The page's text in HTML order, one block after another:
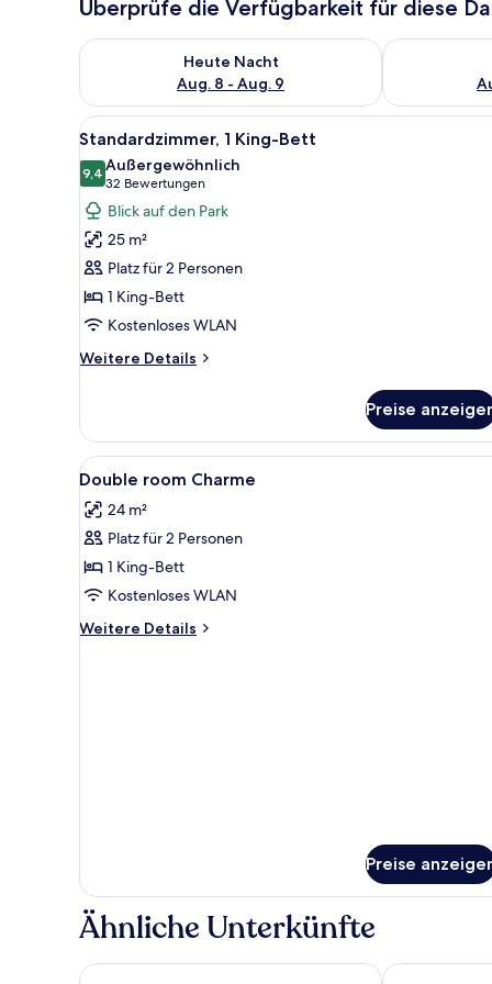
Überprüfe die Verfügbarkeit für diese
Heute Nacht
Aug. 8 - Aug. 9
Überprüfe die Verfügbarkeit für heute Nacht, Aug. 8
Überprüfe
Alle
Fotos
für
Standardzimmer,
1 King-
Bett
anzeigen
Ein Hotelzimmer mit einem
5
Standardzimmer, 1 King-Bett
9,49,4 von 10
Außergewöhnlich
32 Bewertungen
(32
Bewertungen)
Blick auf den Park
25 m²
Platz für 2 Personen
1 King-Bett
Kostenloses WLAN
Weitere Details
Weitere
1 King-
Bett
Preise
Alle
Fotos
für
Double
room
Charme
anzeigen
1 Schlafzimmer, Zimmersafe,
1
Double room Charme
24 m²
Platz für 2 Personen
1 King-Bett
Kostenloses WLAN
Weitere Details
Weitere
Preise
Ähnliche Unterkünfte
Apart'Moment CONFORT Saint-OmerHôtel